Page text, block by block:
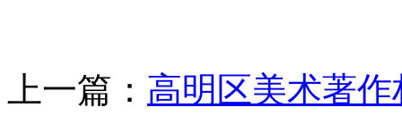
上一篇： 高明区美术著